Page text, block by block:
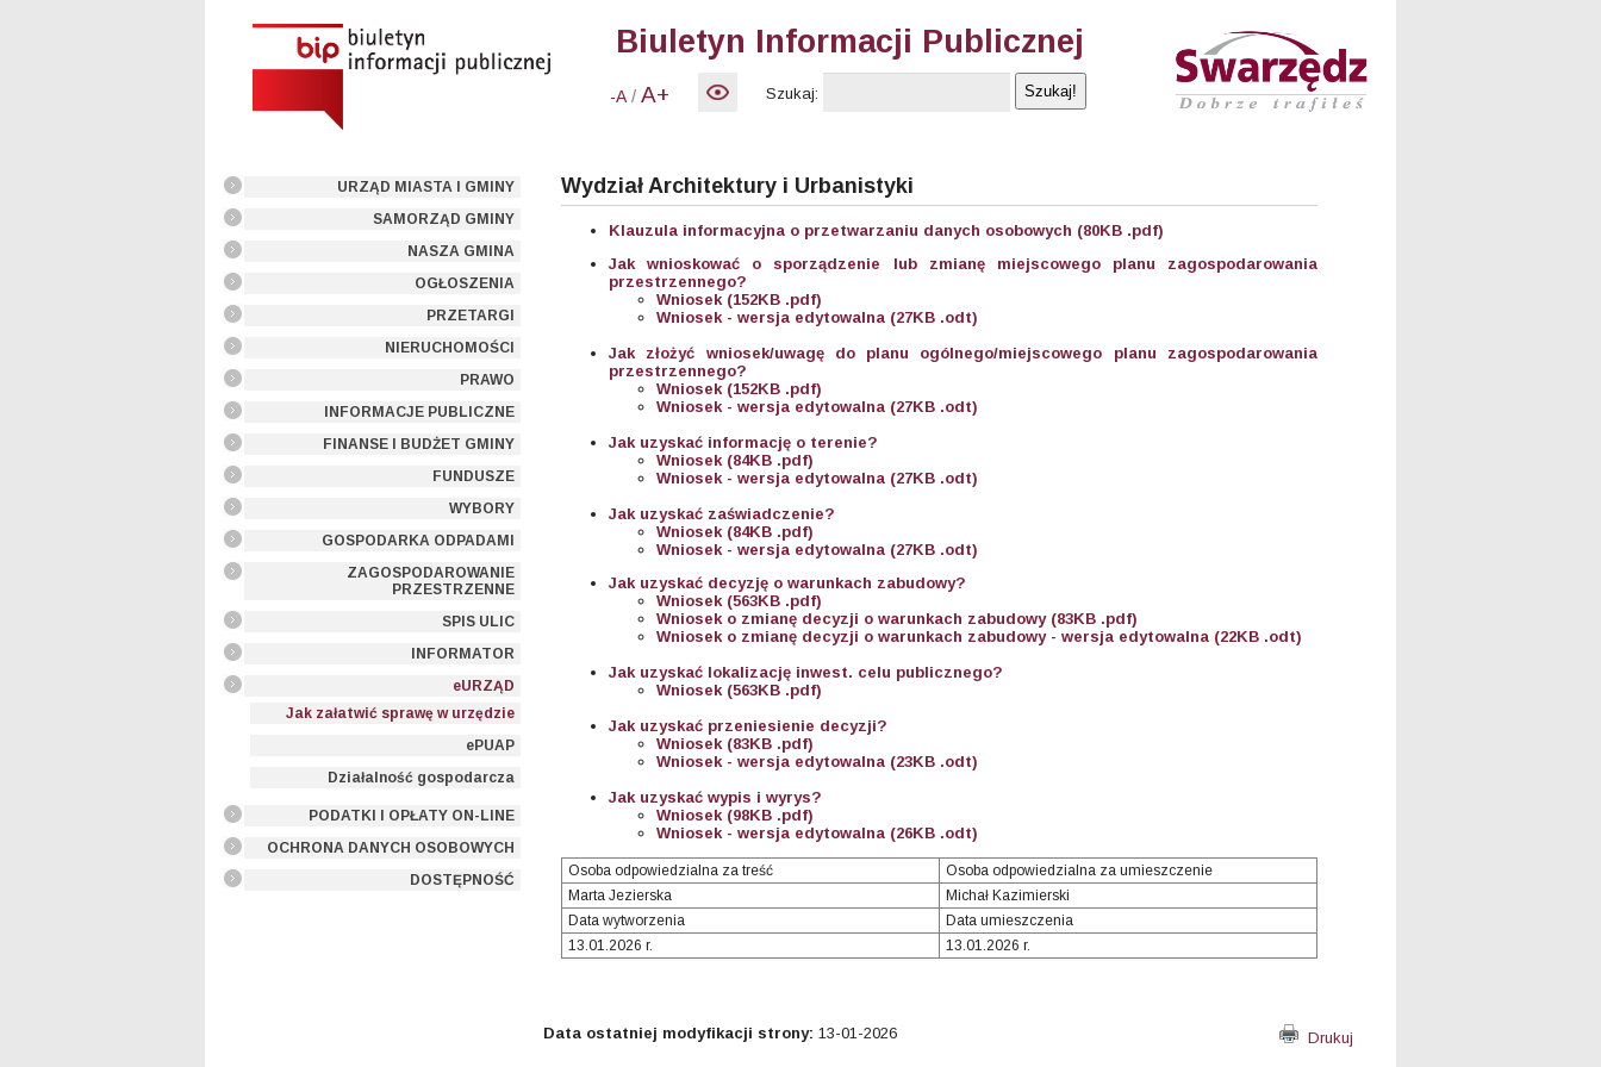
Biuletyn Informacji Publicznej
-A / A+ Szukaj:
URZĄD MIASTA I GMINY
SAMORZĄD GMINY
NASZA GMINA
OGŁOSZENIA
PRZETARGI
NIERUCHOMOŚCI
PRAWO
INFORMACJE PUBLICZNE
FINANSE I BUDŻET GMINY
FUNDUSZE
WYBORY
GOSPODARKA ODPADAMI
ZAGOSPODAROWANIE
PRZESTRZENNE
SPIS ULIC
INFORMATOR
eURZĄD
Jak załatwić sprawę w urzędzie
ePUAP
Działalność gospodarcza
PODATKI I OPŁATY ON-LINE
OCHRONA DANYCH OSOBOWYCH
DOSTĘPNOŚĆ
Wydział Architektury i Urbanistyki
Klauzula informacyjna o przetwarzaniu danych osobowych (80KB .pdf)
Jak wnioskować o sporządzenie lub zmianę miejscowego planu zagospodarowania
przestrzennego?
Wniosek (152KB .pdf)
Wniosek - wersja edytowalna (27KB .odt)
Jak złożyć wniosek/uwagę do planu ogólnego/miejscowego planu zagospodarowania
przestrzennego?
Wniosek (152KB .pdf)
Wniosek - wersja edytowalna (27KB .odt)
Jak uzyskać informację o terenie?
Wniosek (84KB .pdf)
Wniosek - wersja edytowalna (27KB .odt)
Jak uzyskać zaświadczenie?
Wniosek (84KB .pdf)
Wniosek - wersja edytowalna (27KB .odt)
Jak uzyskać decyzję o warunkach zabudowy?
Wniosek (563KB .pdf)
Wniosek o zmianę decyzji o warunkach zabudowy (83KB .pdf)
Wniosek o zmianę decyzji o warunkach zabudowy - wersja edytowalna (22KB .odt)
Jak uzyskać lokalizację inwest. celu publicznego?
Wniosek (563KB .pdf)
Jak uzyskać przeniesienie decyzji?
Wniosek (83KB .pdf)
Wniosek - wersja edytowalna (23KB .odt)
Jak uzyskać wypis i wyrys?
Wniosek (98KB .pdf)
Wniosek - wersja edytowalna (26KB .odt)
Osoba odpowiedzialna za treść
Osoba odpowiedzialna za umieszczenie
Marta Jezierska
Michał Kazimierski
Data wytworzenia
Data umieszczenia
13.01.2026 r.
13.01.2026 r.
Data ostatniej modyfikacji strony: 13-01-2026 Drukuj